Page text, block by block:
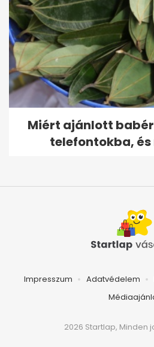
Miért ajánlott
telefontokba,
Impresszum Adatvédelem
2026 Startlap, Minden